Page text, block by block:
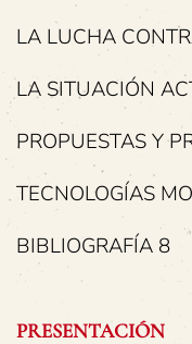
LA LUCHA
LA SITUACIÓN
PROPUESTAS Y
TECNOLOGÍAS
BIBLIOGRAFÍA 8
PRESENTACIÓN